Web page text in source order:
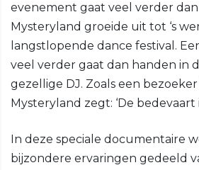
evenement gaat veel verder
Mysteryland groeide uit tot ‘s
langstlopende dance festival.
veel verder gaat dan handen in
gezellige DJ. Zoals een
Mysteryland zegt: ‘De bedevaart
In deze speciale documentaire
bijzondere ervaringen gedeeld